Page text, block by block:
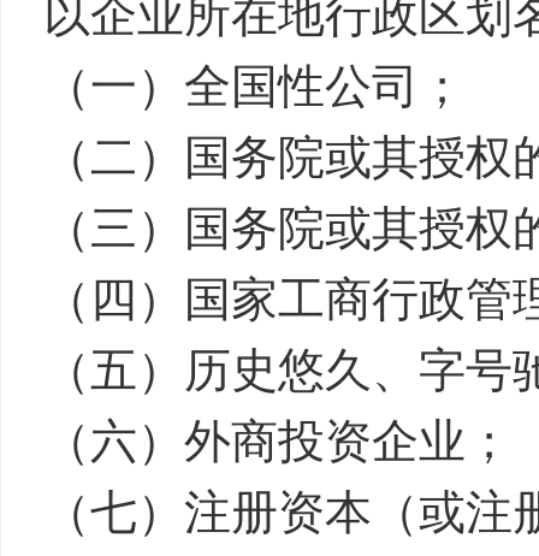
以企业所在地行政区划
（一）全国性公司
（二）国务院或其授
（三）国务院或其授
（四）国家工商行政
（五）历史悠久、字
（六）外商投资企业；
（七）注册资本（或